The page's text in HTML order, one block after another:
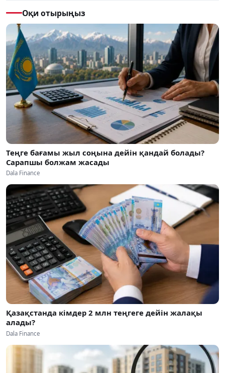
Оқи отырыңыз
Теңге бағамы жыл соңына дейін қандай болады?
Сарапшы болжам жасады
Dala Finance
Қазақстанда кімдер 2 млн теңгеге дейін жалақы
алады?
Dala Finance